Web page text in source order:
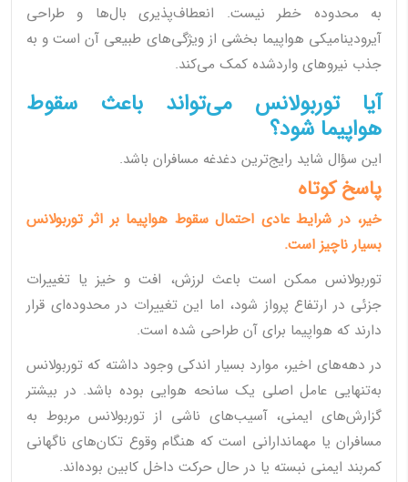
به محدوده خطر نیست. انعطاف‌پذیری بال‌ها و طراحی
آیرودینامیکی هواپیما بخشی از ویژگی‌های طبیعی آن است و به
جذب نیروهای واردشده کمک می‌کند.
آیا توربولانس می‌تواند باعث سقوط
هواپیما شود؟
این سؤال شاید رایج‌ترین دغدغه مسافران باشد.
پاسخ کوتاه
خیر، در شرایط عادی احتمال سقوط هواپیما بر اثر توربولانس
بسیار ناچیز است.
توربولانس ممکن است باعث لرزش، افت و خیز یا تغییرات
جزئی در ارتفاع پرواز شود، اما این تغییرات در محدوده‌ای قرار
دارند که هواپیما برای آن طراحی شده است.
در دهه‌های اخیر، موارد بسیار اندکی وجود داشته که توربولانس
به‌تنهایی عامل اصلی یک سانحه هوایی بوده باشد. در بیشتر
گزارش‌های ایمنی، آسیب‌های ناشی از توربولانس مربوط به
مسافران یا مهماندارانی است که هنگام وقوع تکان‌های ناگهانی
کمربند ایمنی نبسته یا در حال حرکت داخل کابین بوده‌اند.